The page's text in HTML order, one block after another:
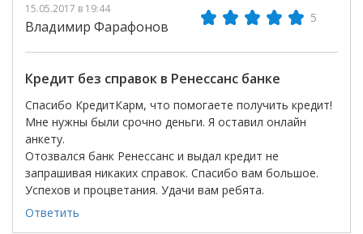
15.05.2017 в 19:44
Владимир Фарафонов 5
Кредит без справок в Ренессанс банке
Спасибо КредитКарм, что помогаете получить кредит!
Мне нужны были срочно деньги. Я оставил онлайн
анкету.
Отозвался банк Ренессанс и выдал кредит не
запрашивая никаких справок. Спасибо вам большое.
Успехов и процветания. Удачи вам ребята.
Ответить